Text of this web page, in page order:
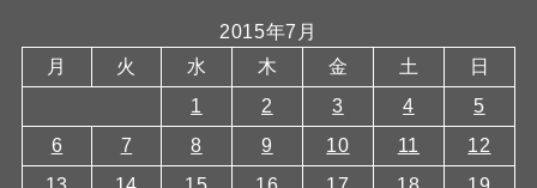
2015年7月
月
火 水 木 金 土
日
1
2 3 4
5
6
7 8 9 10 11
12